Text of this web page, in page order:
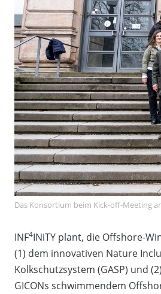
Das Konsortium beim Kick-off-Meeting
INF4INiTY plant, die Offshore-
(1) dem innovativen Nature
Kolkschutzsystem (GASP) und
GICONs schwimmendem